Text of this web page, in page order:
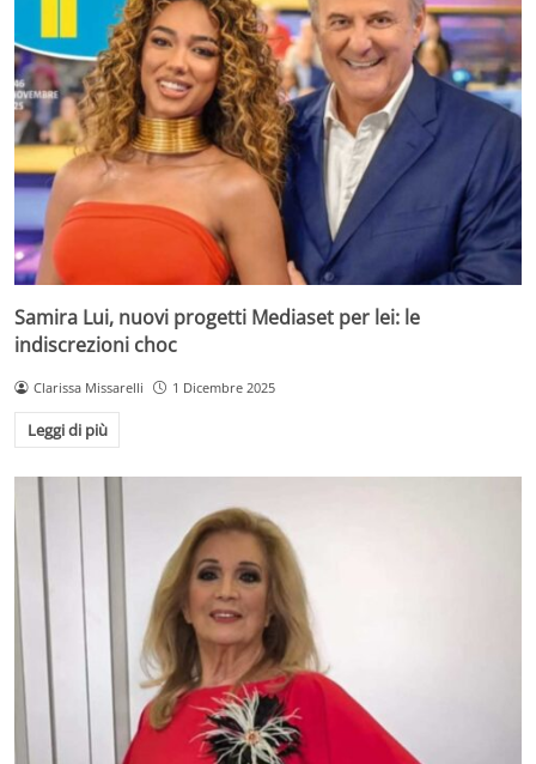
Samira Lui, nuovi progetti Mediaset per lei: le
indiscrezioni choc
Clarissa Missarelli 1 Dicembre 2025
Leggi di più